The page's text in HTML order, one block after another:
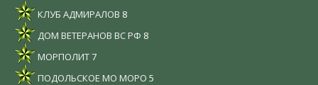
КЛУБ АДМИРАЛОВ 8
ДОМ ВЕТЕРАНОВ ВС РФ 8
МОРПОЛИТ7
ПОДОЛЬСКОЕ МО МОРО 5